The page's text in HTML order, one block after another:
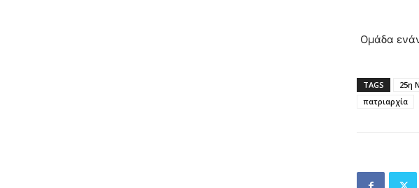
Ομάδα
TAGS 25η
πατριαρχία